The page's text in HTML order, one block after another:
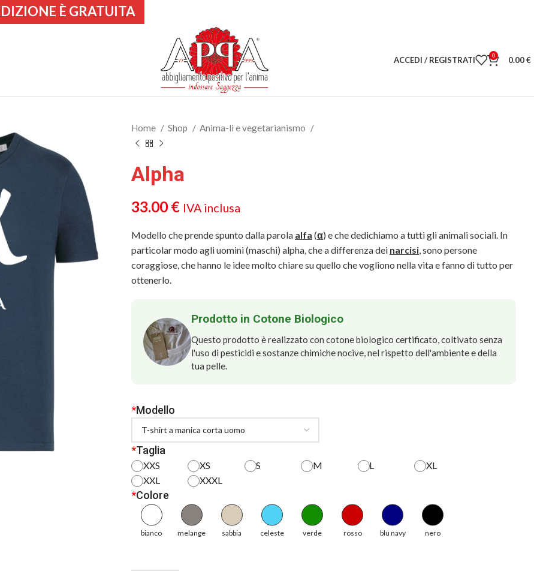
ACCEDI / REGISTRATI 0 0.00€
Home Shop Anima-li e vegetarianismo
Alpha
33.00€ IVA inclusa
Modello che prende spunto dalla parola alfa (α) e che dedichiamo a tutti gli animali sociali. In
particolar modo agli uomini (maschi) alpha, che a differenza dei narcisi, sono persone
coraggiose, che hanno le idee molto chiare su quello che vogliono nella vita e fanno di tutto per
ottenerlo.
Prodotto in Cotone Biologico
Questo prodotto è realizzato con cotone biologico certificato, coltivato senza
l'uso di pesticidi e sostanze chimiche nocive, nel rispetto dell'ambiente e della
tua pelle.
*Modello
*Taglia
XXS XS S M L
XL
XXL
XXXL
*Colore
bianco melange sabbia celeste verde rosso blu navy nero
È GRATUITA